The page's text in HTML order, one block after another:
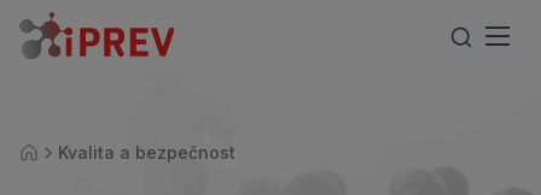
ÚvodKvalita a bezpečnost